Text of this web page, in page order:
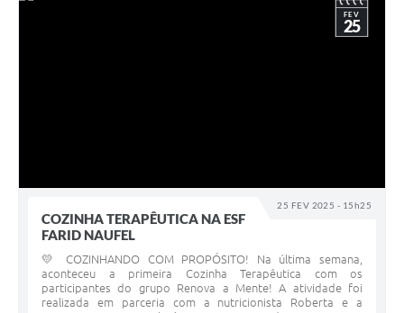
25 FEV 2025 - 15h25
FEV
25
COZINHA TERAPÊUTICA NA ESF
FARID NAUFEL
💛 COZINHANDO COM PROPÓSITO! Na última semana,
aconteceu a primeira Cozinha Terapêutica com os
participantes do grupo Renova a Mente! A atividade foi
realizada em parceria com a nutricionista Roberta e a